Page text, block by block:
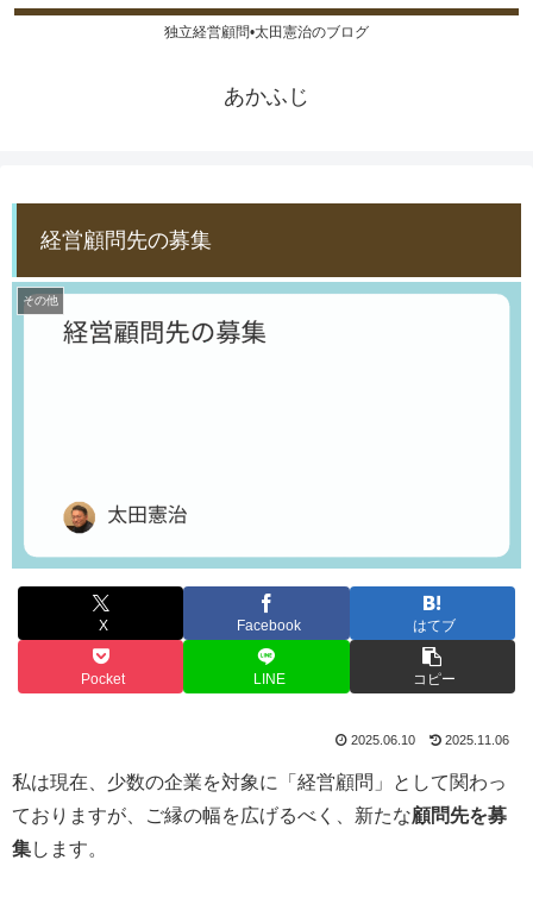
独立経営顧問•太田憲治のブログ
あかふじ
経営顧問先の募集
その他
X Facebook はてブ
Pocket LINE コピー
2025.06.10 2025.11.06
私は現在、少数の企業を対象に「経営顧問」として関わっ
ておりますが、ご縁の幅を広げるべく、新たな顧問先を募
集します。